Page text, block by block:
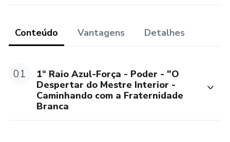
Conteúdo Vantagens Detalhes
01
1º Raio Azul-Força - Poder - "O
Despertar do Mestre Interior -
Caminhando com a Fraternidade
Branca